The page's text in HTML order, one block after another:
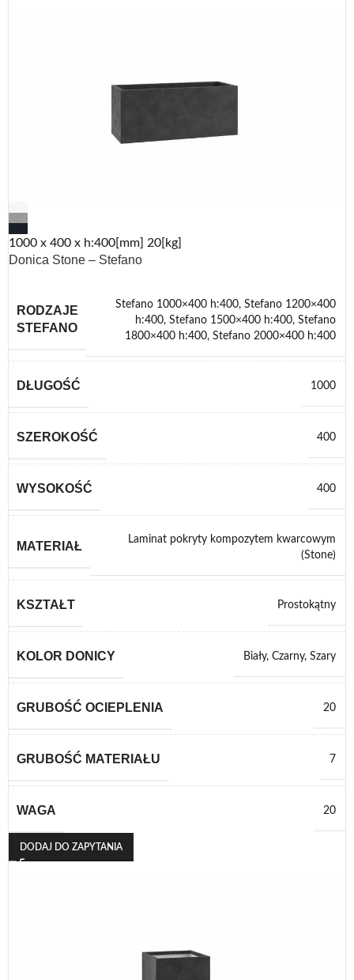
1000 x 400 x h:400[mm] 20[kg]
Donica Stone – Stefano
RODZAJE
STEFANO
Stefano 1000×400 h:400, Stefano 1200×400
h:400, Stefano 1500×400 h:400, Stefano
1800×400 h:400, Stefano 2000×400 h:400
DŁUGOŚĆ 1000
SZEROKOŚĆ 400
WYSOKOŚĆ 400
MATERIAŁ
Laminat pokryty kompozytem kwarcowym
(Stone)
KSZTAŁT Prostokątny
KOLOR DONICY Biały, Czarny, Szary
GRUBOŚĆ OCIEPLENIA 20
GRUBOŚĆ MATERIAŁU 7
WAGA 20
DODAJ DO ZAPYTANIA